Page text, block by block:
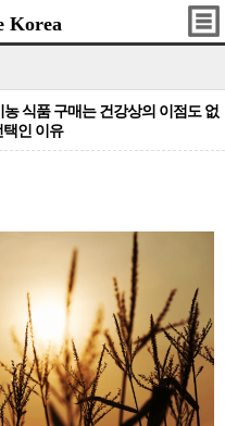
Korea
식품 구매는 건강상의 이점도 없
택인 이유